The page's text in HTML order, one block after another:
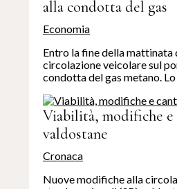
alla condotta del gas
Economia
Entro la fine della
circolazione veicolare sul
condotta del gas metano. Lo
Viabilità, modifiche
valdostane
Cronaca
Nuove modifiche alla